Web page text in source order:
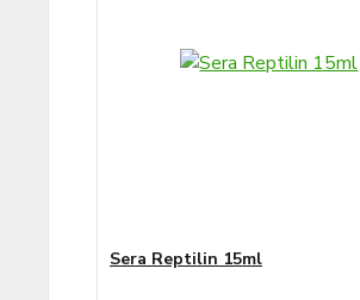
Sera Reptilin 15ml